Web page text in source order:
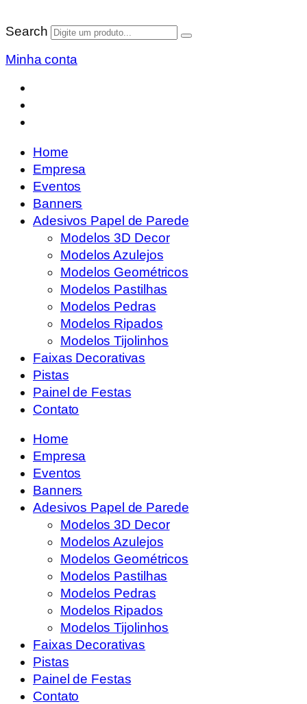
Search
Minha conta
Home
Empresa
Eventos
Banners
Adesivos Papel de Parede
Modelos 3D Decor
Modelos Azulejos
Modelos Geométricos
Modelos Pastilhas
Modelos Pedras
Modelos Ripados
Modelos Tijolinhos
Faixas Decorativas
Pistas
Painel de Festas
Contato
Home
Empresa
Eventos
Banners
Adesivos Papel de Parede
Modelos 3D Decor
Modelos Azulejos
Modelos Geométricos
Modelos Pastilhas
Modelos Pedras
Modelos Ripados
Modelos Tijolinhos
Faixas Decorativas
Pistas
Painel de Festas
Contato